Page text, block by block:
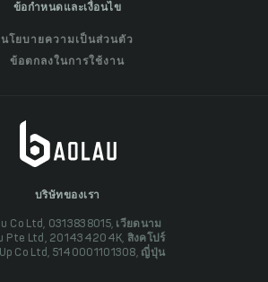
ข้อกำหนดและเงื่อนไข
นโยบายความเป็นส่วนตัว
ข้อตกลงในการใช้งาน
บริษัทของเรา
Co Ltd, 0313838015, เวียดนาม
Pte Ltd, 201434204K, สิงคโปร์
Co Ltd, 5140001101308, ญี่ปุ่น